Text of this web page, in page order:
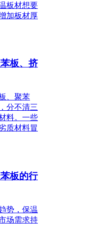
板材想要
加板材厚
板、挤
、聚苯
分不清三
料。一些
质材料冒
板的行
势，保温
场需求持